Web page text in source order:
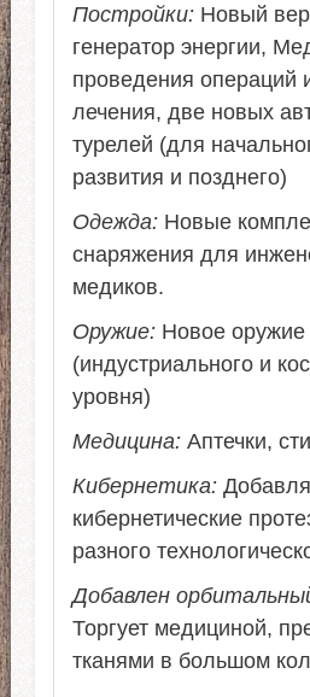
Постройки: Новый
генератор энергии,
проведения операций
лечения, две новых
турелей (для
развития и позднего)
Одежда: Новые
снаряжения для
медиков.
Оружие: Новое оружие
(индустриального и
уровня)
Медицина: Аптечки,
Кибернетика:
кибернетические
разного
Добавлен
Торгует медициной,
тканями в большом